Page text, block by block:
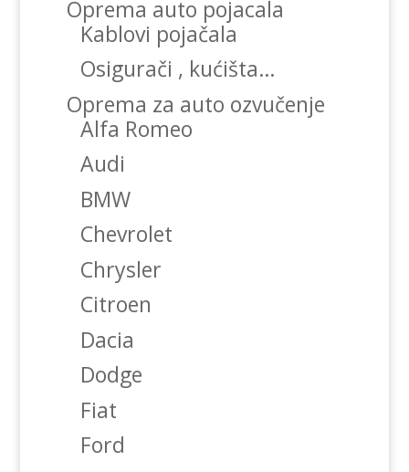
Oprema auto pojacala
Kablovi pojačala
Osigurači , kućišta…
Oprema za auto ozvučenje
Alfa Romeo
Audi
BMW
Chevrolet
Chrysler
Citroen
Dacia
Dodge
Fiat
Ford